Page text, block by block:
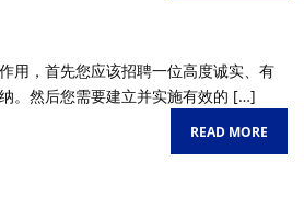
用，首先您应该招聘一位高度诚实、有
。然后您需要建立并实施有效的 […]
READ MORE